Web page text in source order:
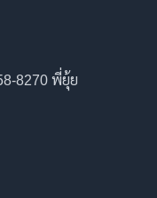
8270 พี่ยุ้ย